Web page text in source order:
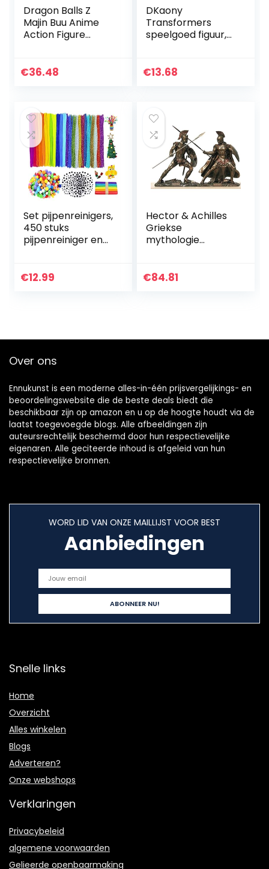
Dragon Balls Z
Majin Buu Anime
Action Figure
Collectible DBZ
€36.48
DKaony
Transformers
speelgoed figuur,
Truck vervormde
€13.68
Set pijpenreinigers,
450 stuks
pijpenreiniger en
verschillende
€12.99
Hector & Achilles
Griekse
mythologie
beeldjes/sculpture
€84.81
Over ons
Ennukunst is een moderne alles-in-één prijsvergelijkings- en
beoordelingswebsite die de beste deals biedt die
beschikbaar zijn op amazon en u op de hoogte houdt via de
laatst toegevoegde blogs. Alle afbeeldingen zijn
auteursrechtelijk beschermd door hun respectievelijke
eigenaren. Alle geciteerde inhoud is afgeleid van hun
respectievelijke bronnen.
WORD LID VAN ONZE MAILLIJST VOOR BEST
Aanbiedingen
Snelle links
Home
Overzicht
Alles winkelen
Blogs
Adverteren?
Onze webshops
Verklaringen
Privacybeleid
algemene voorwaarden
Gelieerde openbaarmaking